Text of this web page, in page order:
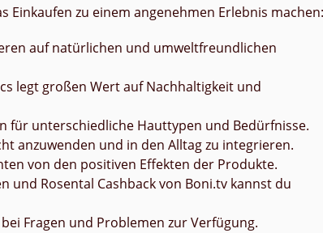
Einkaufen zu einem angenehmen Erlebnis machen:
auf natürlichen und umweltfreundlichen
legt großen Wert auf Nachhaltigkeit und
für unterschiedliche Hauttypen und Bedürfnisse.
anzuwenden und in den Alltag zu integrieren.
von den positiven Effekten der Produkte.
und Rosental Cashback von Boni.tv kannst du
Fragen und Problemen zur Verfügung.